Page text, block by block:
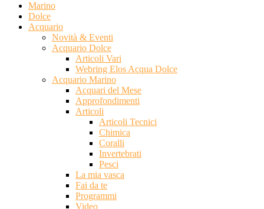
Marino
Dolce
Acquario
Novità & Eventi
Acquario Dolce
Articoli Vari
Webring Elos Acqua Dolce
Acquario Marino
Acquari del Mese
Approfondimenti
Articoli
Articoli Tecnici
Chimica
Coralli
Invertebrati
Pesci
La mia vasca
Fai da te
Programmi
Video